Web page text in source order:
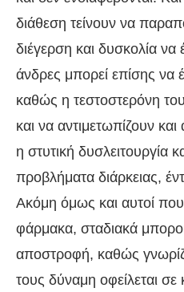
διάθεση τείνουν να
διέγερση και δυσκολία
άνδρες μπορεί επίσης να
καθώς η τεστοστερόνη
και να αντιμετωπίζουν
η στυτική δυσλειτουργία
προβλήματα διάρκειας,
Ακόμη όμως και αυτοί
φάρμακα, σταδιακά
αποστροφή, καθώς
τους δύναμη οφείλεται σε